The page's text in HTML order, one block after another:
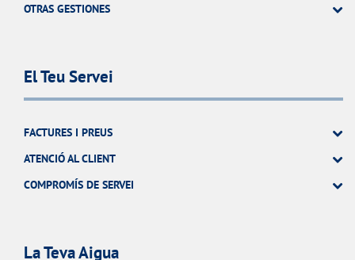
OTRAS GESTIONES
El Teu Servei
FACTURES I PREUS
ATENCIÓ AL CLIENT
COMPROMÍS DE SERVEI
La Teva Aigua